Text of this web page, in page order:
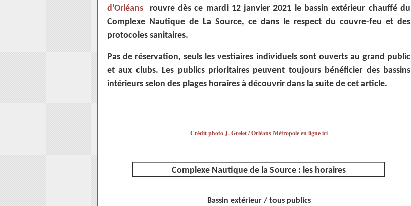
d’Orléans rouvre dès ce mardi 12 janvier 2021 le bassin extérieur chauffé du
Complexe Nautique de La Source, ce dans le respect du couvre-feu et des
protocoles sanitaires.
Pas de réservation, seuls les vestiaires individuels sont ouverts au grand public
et aux clubs. Les publics prioritaires peuvent toujours bénéficier des bassins
intérieurs selon des plages horaires à découvrir dans la suite de cet article.
Crédit photo J. Grelet / Orléans Métropole en ligne ici
Complexe Nautique de la Source : les horaires
Bassin extérieur / tous publics